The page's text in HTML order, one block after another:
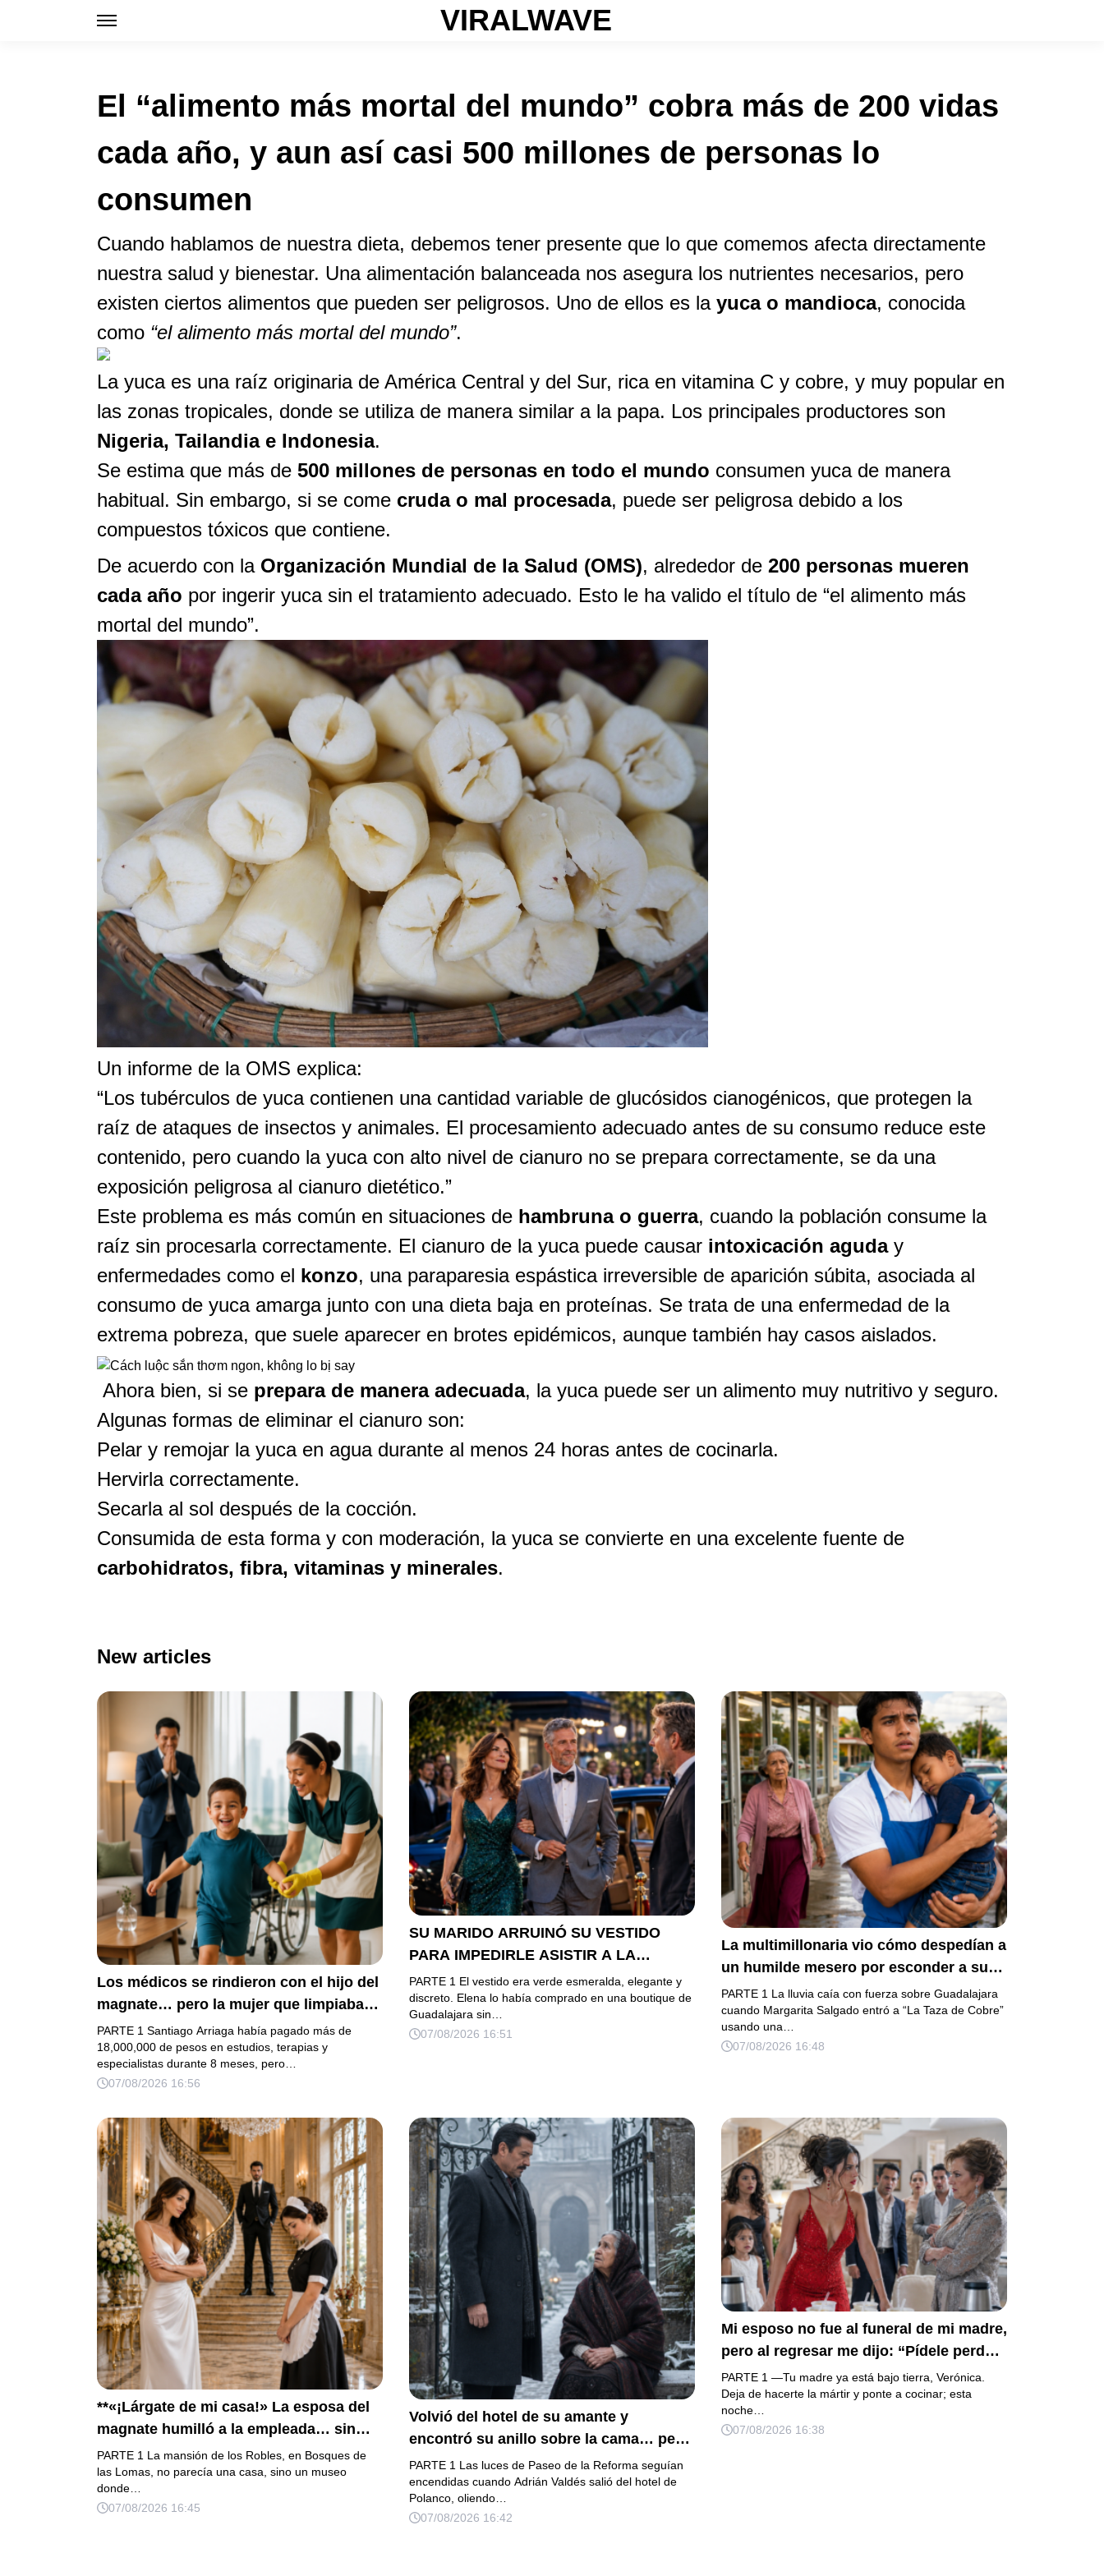
VIRALWAVE
El “alimento más mortal del mundo” cobra más de 200 vidas
cada año, y aun así casi 500 millones de personas lo
consumen
Cuando hablamos de nuestra dieta, debemos tener presente que lo que comemos afecta directamente
nuestra salud y bienestar. Una alimentación balanceada nos asegura los nutrientes necesarios, pero
existen ciertos alimentos que pueden ser peligrosos. Uno de ellos es la yuca o mandioca, conocida
como “el alimento más mortal del mundo”.
La yuca es una raíz originaria de América Central y del Sur, rica en vitamina C y cobre, y muy popular en
las zonas tropicales, donde se utiliza de manera similar a la papa. Los principales productores son
Nigeria, Tailandia e Indonesia.
Se estima que más de 500 millones de personas en todo el mundo consumen yuca de manera
habitual. Sin embargo, si se come cruda o mal procesada, puede ser peligrosa debido a los
compuestos tóxicos que contiene.
De acuerdo con la Organización Mundial de la Salud (OMS), alrededor de 200 personas mueren
cada año por ingerir yuca sin el tratamiento adecuado. Esto le ha valido el título de “el alimento más
mortal del mundo”.
Un informe de la OMS explica:
“Los tubérculos de yuca contienen una cantidad variable de glucósidos cianogénicos, que protegen la
raíz de ataques de insectos y animales. El procesamiento adecuado antes de su consumo reduce este
contenido, pero cuando la yuca con alto nivel de cianuro no se prepara correctamente, se da una
exposición peligrosa al cianuro dietético.”
Este problema es más común en situaciones de hambruna o guerra, cuando la población consume la
raíz sin procesarla correctamente. El cianuro de la yuca puede causar intoxicación aguday
enfermedades como el konzo, una paraparesia espástica irreversible de aparición súbita, asociada al
consumo de yuca amarga junto con una dieta baja en proteínas. Se trata de una enfermedad de la
extrema pobreza, que suele aparecer en brotes epidémicos, aunque también hay casos aislados.
Ahora bien, si se prepara de manera adecuada, la yuca puede ser un alimento muy nutritivo y seguro.
Algunas formas de eliminar el cianuro son:
Pelar y remojar la yuca en agua durante al menos 24 horas antes de cocinarla.
Hervirla correctamente.
Secarla al sol después de la cocción.
Consumida de esta forma y con moderación, la yuca se convierte en una excelente fuente de
carbohidratos, fibra, vitaminas y minerales.
New articles
Los médicos se rindieron con el hijo del
magnate… pero la mujer que limpiaba
su casa descubrió la verdad que nadie
quiso escuchar.
PARTE 1 Santiago Arriaga había pagado más de
18,000,000 de pesos en estudios, terapias y
especialistas durante 8 meses, pero…
07/08/2026 16:56
SU MARIDO ARRUINÓ SU VESTIDO
PARA IMPEDIRLE ASISTIR A LA
GALA… PERO ELLA LLEGÓ EN
LIMUSINA COMO INVITADA DE HONOR
DEL DUEÑO DE LA EMPRESA
PARTE 1 El vestido era verde esmeralda, elegante y
discreto. Elena lo había comprado en una boutique de
Guadalajara sin…
07/08/2026 16:51
La multimillonaria vio cómo despedían a
un humilde mesero por esconder a su
hermanito enfermo… pero el verdadero
escándalo estaba a punto de estallar.
PARTE 1 La lluvia caía con fuerza sobre Guadalajara
cuando Margarita Salgado entró a “La Taza de Cobre”
usando una…
07/08/2026 16:48
**«¡Lárgate de mi casa!» La esposa del
magnate humilló a la empleada… sin
saber que su hijo era la prueba del
secreto que todos habían enterrado*
PARTE 1 La mansión de los Robles, en Bosques de
las Lomas, no parecía una casa, sino un museo
donde…
07/08/2026 16:45
Volvió del hotel de su amante y
encontró su anillo sobre la cama… pero
la carta de su esposa embarazada ya
había puesto en marcha su ruina
PARTE 1 Las luces de Paseo de la Reforma seguían
encendidas cuando Adrián Valdés salió del hotel de
Polanco, oliendo…
07/08/2026 16:42
Mi esposo no fue al funeral de mi madre,
pero al regresar me dijo: “Pídele perdón
a mi mamá y prepara la fiesta”. No
discutí; acomodé 24 sopas
instantáneas, hice una maleta y abrí la
fonda que había heredado. Cuando un
PARTE 1 —Tu madre ya está bajo tierra, Verónica.
Deja de hacerte la mártir y ponte a cocinar; esta
noche…
07/08/2026 16:38